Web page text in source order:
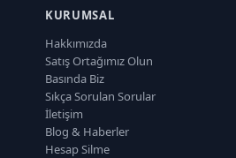
KURUMSAL
Hakkımızda
Satış Ortağımız Olun
Basında Biz
Sıkça Sorulan Sorular
İletişim
Blog & Haberler
Hesap Silme